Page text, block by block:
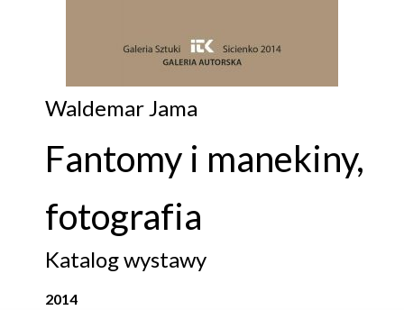
Waldemar Jama
Fantomy i manekiny,
fotografia
Katalog wystawy
2014